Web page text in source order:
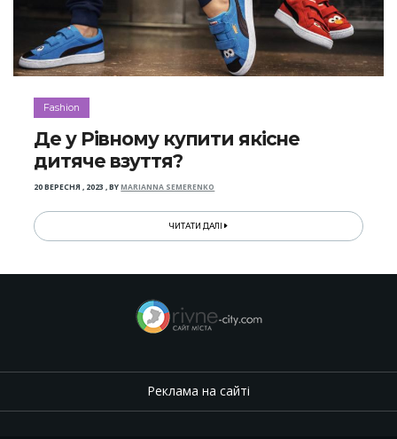
Fashion
Де у Рівному купити якісне
дитяче взуття?
20 ВЕРЕСНЯ , 2023 ,BYMARIANNA SEMERENKO
ЧИТАТИ ДАЛІ
Реклама на сайті